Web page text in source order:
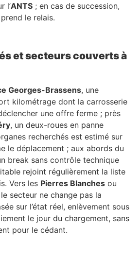
l’ANTS ; en cas de succession,
le relais.
et secteurs couverts à
Georges-Brassens, une
kilométrage dont la carrosserie
une offre ferme ; près
, un deux-roues en panne
recherchés est estimé sur
le déplacement ; aux abords du
break sans contrôle technique
rejoint régulièrement la liste
Vers les Pierres Blanches ou
le secteur ne change pas la
sur l’état réel, enlèvement sous
le jour du chargement, sans
pour le cédant.